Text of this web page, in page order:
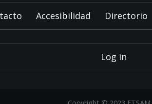
Accesibilidad Directorio
Log in